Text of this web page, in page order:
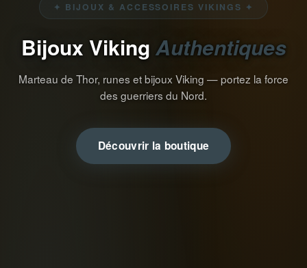
✦ BIJOUX & ACCESSOIRES VIKINGS ✦
Bijoux Viking Authentiques
Marteau de Thor, runes et bijoux Viking — portez la force
des guerriers du Nord.
Découvrir la boutique